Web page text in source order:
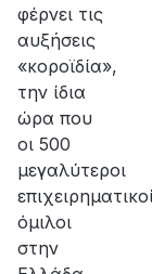
φέρνει τις
αυξήσεις
«κοροϊδία»,
την ίδια
ώρα που
οι 500
μεγαλύτεροι
όμιλοι
στην